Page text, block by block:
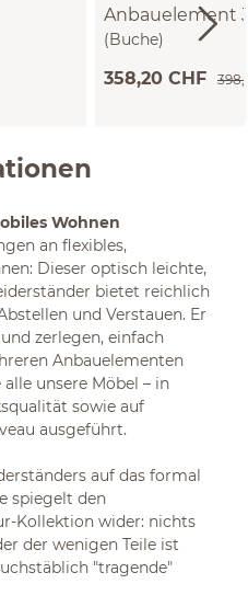
Anbauelement
(Buche)
358,20 CHF
Wohnen
an flexibles,
Dieser optisch leichte,
bietet reichlich
und Verstauen. Er
zerlegen, einfach
Anbauelementen
unsere Möbel – in
sowie auf
ausgeführt.
auf das formal
spiegelt den
Kollektion wider: nichts
der wenigen Teile ist
"tragende"